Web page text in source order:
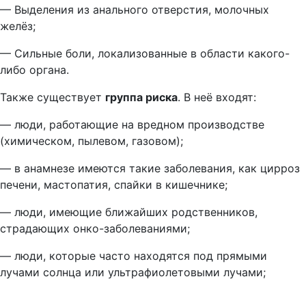
— Выделения из анального отверстия, молочных
желёз;
— Сильные боли, локализованные в области какого-
либо органа.
Также существует группа риска. В неё входят:
— люди, работающие на вредном производстве
(химическом, пылевом, газовом);
— в анамнезе имеются такие заболевания, как цирроз
печени, мастопатия, спайки в кишечнике;
— люди, имеющие ближайших родственников,
страдающих онко-заболеваниями;
— люди, которые часто находятся под прямыми
лучами солнца или ультрафиолетовыми лучами;